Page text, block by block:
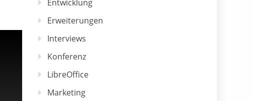
Entwicklung
Erweiterungen
Interviews
Konferenz
LibreOffice
Marketing